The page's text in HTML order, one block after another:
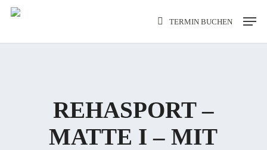
Skip
TERMIN BUCHEN
Menu
REHASPORT –
MATTE I – MIT